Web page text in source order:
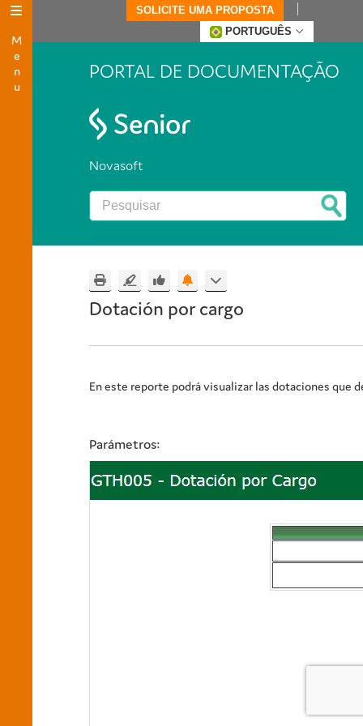
Menu
SOLICITE UMA PROPOSTA
PORTUGUÊS
PORTAL DE DOCUMENTAÇÃO
Novasoft
Dotación por cargo
En este reporte podrá visualizar las dotaciones que
Parámetros: